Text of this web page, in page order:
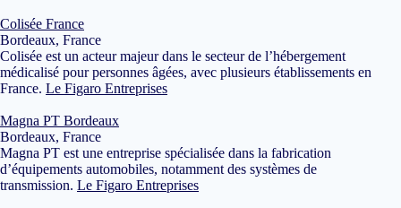
Colisée France
Bordeaux, France
Colisée est un acteur majeur dans le secteur de l’hébergement
médicalisé pour personnes âgées, avec plusieurs établissements en
France. Le Figaro Entreprises
Magna PT Bordeaux
Bordeaux, France
Magna PT est une entreprise spécialisée dans la fabrication
d’équipements automobiles, notamment des systèmes de
transmission. Le Figaro Entreprises